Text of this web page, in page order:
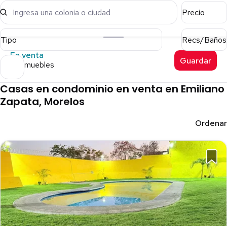
Ingresa una colonia o ciudad Precio
Tipo
Recs/Baños
En venta
61 inmuebles Guardar
Casas en condominio en venta en Emiliano
Zapata, Morelos
Ordenar